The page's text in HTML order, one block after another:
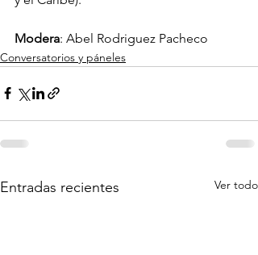
Modera: Abel Rodriguez Pacheco
Conversatorios y páneles
Entradas recientes Ver todo